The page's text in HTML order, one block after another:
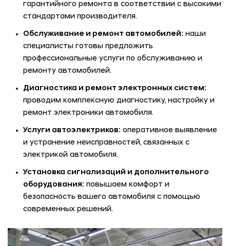
гарантийного ремонта в соответствии с высокими
стандартами производителя.
Обслуживание и ремонт автомобилей: наши
специалисты готовы предложить
профессиональные услуги по обслуживанию и
ремонту автомобилей.
Диагностика и ремонт электронных систем:
проводим комплексную диагностику, настройку и
ремонт электроники автомобиля.
Услуги автоэлектриков: оперативное выявление
и устранение неисправностей, связанных с
электрикой автомобиля.
Установка сигнализаций и дополнительного
оборудования: повышаем комфорт и
безопасность вашего автомобиля с помощью
современных решений.